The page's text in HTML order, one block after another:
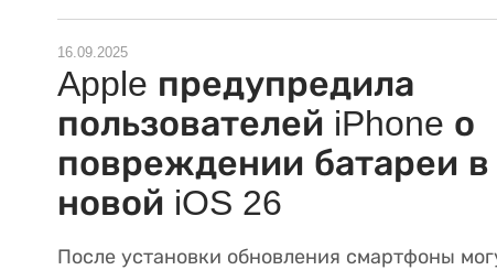
16.09.2025
Apple предупредила
пользователей iPhone о
повреждении батареи в
новой iOS 26
После установки обновления смартфоны